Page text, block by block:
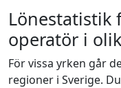
Lönestatistik
operatör i
För vissa yrken går
regioner i Sverige.